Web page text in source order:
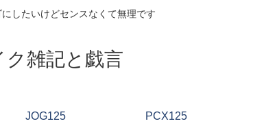
したいけどセンスなくて無理です
ク雑記と戯言
JOG125 PCX125